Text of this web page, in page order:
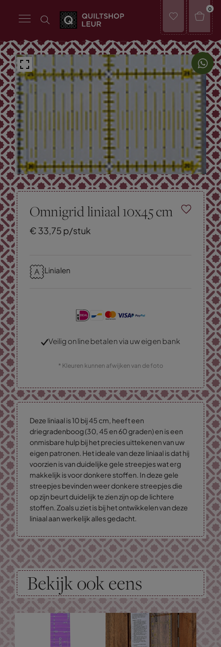
0
Omnigrid liniaal 10x45 cm
€ 33,75 p/stuk
Linialen
Veilig online betalen via uw eigen bank
* Kleuren kunnen afwijken van de foto
Deze liniaal is 10 bij 45 cm, heeft een
driegradenboog (30, 45 en 60 graden) en is een
onmisbare hulp bij het precies uittekenen van uw
eigen patronen. Het ideale van deze liniaal is dat hij
voorzien is van duidelijke gele streepjes wat erg
makkelijk is voor donkere stoffen. In deze gele
streepjes bevinden weer donkere streepjes die
op zijn beurt duidelijk te zien zijn op de lichtere
stoffen. Zoals u ziet is bij het ontwikkelen van deze
liniaal aan werkelijk alles gedacht.
Bekijk ook eens